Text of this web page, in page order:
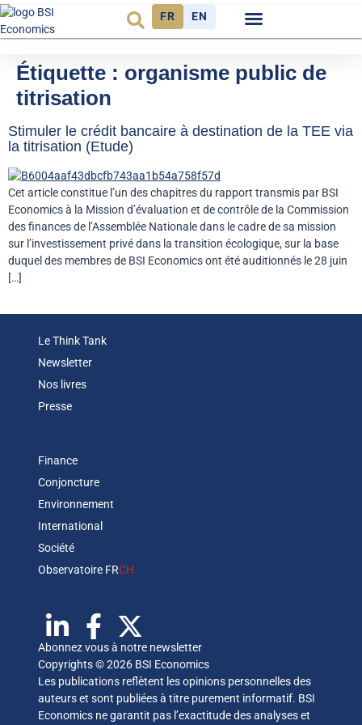
FR EN
Étiquette : organisme public de
titrisation
Stimuler le crédit bancaire à destination de la TEE via
la titrisation (Etude)
Cet article constitue l’un des chapitres du rapport transmis par BSI
Economics à la Mission d’évaluation et de contrôle de la Commission
des finances de l’Assemblée Nationale dans le cadre de sa mission
sur l’investissement privé dans la transition écologique, sur la base
duquel des membres de BSI Economics ont été auditionnés le 28 juin
[…]
Le Think Tank
Newsletter
Nos livres
Presse
Finance
Conjoncture
Environnement
International
Société
Observatoire FRCH
Abonnez vous à notre newsletter
Copyrights © 2026 BSI Economics
Les publications reflètent les opinions personnelles des
auteurs et sont publiées à titre purement informatif. BSI
Economics ne garantit pas l’exactitude des analyses et